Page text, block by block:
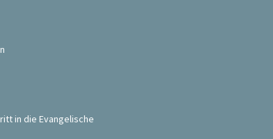
in die Evangelische